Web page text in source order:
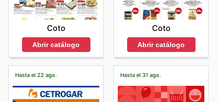
Coto
Abrir catálogo
Coto
Abrir catálogo
Hasta el 22 ago. Hasta el 31 ago.